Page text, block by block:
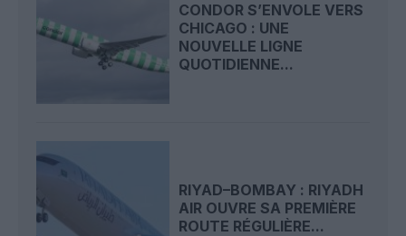
CONDOR S’ENVOLE VERS
CHICAGO : UNE
NOUVELLE LIGNE
QUOTIDIENNE...
RIYAD–BOMBAY : RIYADH
AIR OUVRE SA PREMIÈRE
ROUTE RÉGULIÈRE...